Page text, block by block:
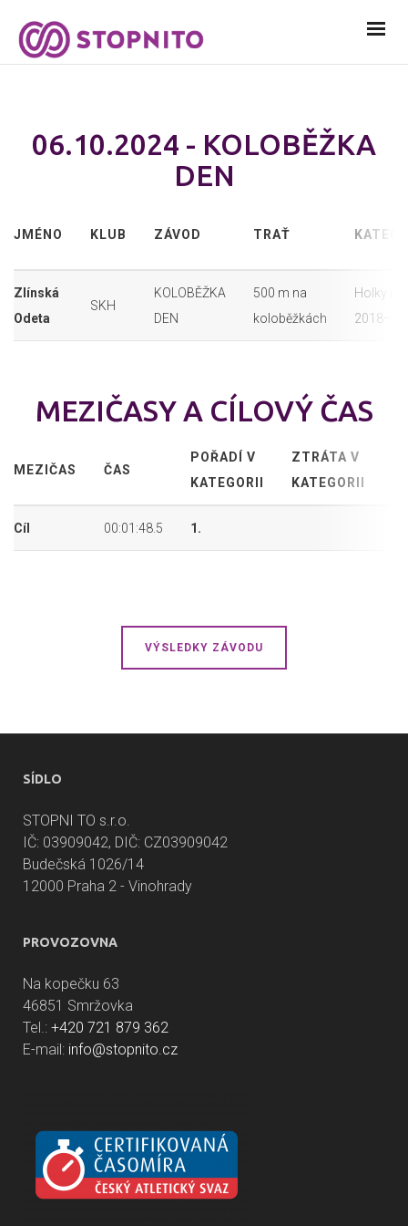
06.10.2024 - KOLOBĚŽKA
DEN
JMÉNO KLUB ZÁVOD TRAŤ
Zlínská
Odeta
SKH
KOLOBĚŽKA
DEN
500 m na
koloběžkách
Holky
MEZIČASY A CÍLOVÝ ČAS
MEZIČAS ČAS
POŘADÍ V
KATEGORII
ZTRÁTA V
KATEGORII
Cíl 00:01:48.5 1.
VÝSLEDKY ZÁVODU
SÍDLO
STOPNI TO s.r.o.
IČ: 03909042, DIČ: CZ03909042
Budečská 1026/14
12000 Praha 2 - Vinohrady
PROVOZOVNA
Na kopečku 63
46851 Smržovka
Tel.: +420 721 879 362
E-mail: info@stopnito.cz